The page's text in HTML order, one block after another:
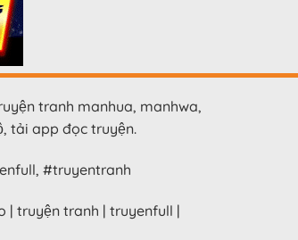
tranh manhua, manhwa,
tải app đọc truyện.
#truyentranh
| truyện tranh | truyenfull |